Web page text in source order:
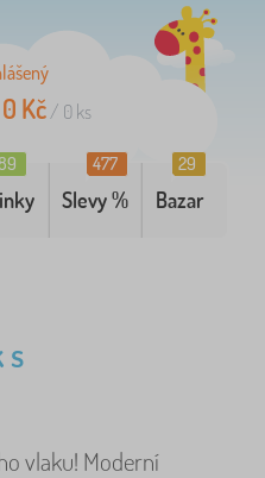
0 Kč/ 0 ks
Slevy %
477
Bazar
29
s
vlaku! Moderní